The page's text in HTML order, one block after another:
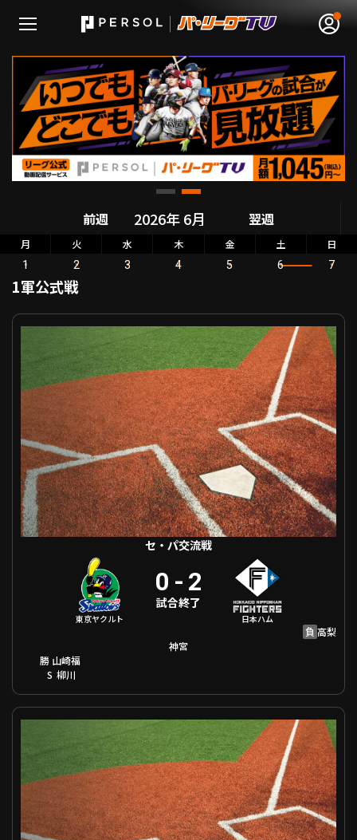
無料アカウント登録 ログイン
HOME
日程･結果
順位表･成績
1軍公式戦
ファーム東地区
ファーム中地区
ファーム西地区
交流戦
選手名鑑
選手名鑑トップ
北海道日本ハムファイターズ
東北楽天ゴールデンイーグルス
埼玉西武ライオンズ
千葉ロッテマリーンズ
オリックス・バファローズ
福岡ソフトバンクホークス
ニュース
設定
利用規約 プライバシーポリシー
運営会社（別ウィンドウで開く） よくある質問
特定商取引法の表示 アルバイト募集（別ウィンドウで開く
前週 翌週
月 火 水 木 金 土 日
1 2 3 4 5 6 7
1軍公式戦
セ・パ交流戦 東京ヤクルト VS 北海道日本ハム
セ・パ交流戦
東京ヤクルト
0 - 2
試合終了
日本ハム
負 高梨
神宮
勝 山崎福
S 柳川
セ・パ交流戦 阪神 VS 東北楽天